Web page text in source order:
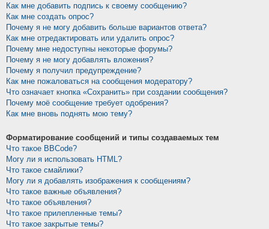
Как мне добавить подпись к своему сообщению?
Как мне создать опрос?
Почему я не могу добавить больше вариантов ответа?
Как мне отредактировать или удалить опрос?
Почему мне недоступны некоторые форумы?
Почему я не могу добавлять вложения?
Почему я получил предупреждение?
Как мне пожаловаться на сообщения модератору?
Что означает кнопка «Сохранить» при создании сообщения?
Почему моё сообщение требует одобрения?
Как мне вновь поднять мою тему?
Форматирование сообщений и типы создаваемых тем
Что такое BBCode?
Могу ли я использовать HTML?
Что такое смайлики?
Могу ли я добавлять изображения к сообщениям?
Что такое важные объявления?
Что такое объявления?
Что такое прилепленные темы?
Что такое закрытые темы?